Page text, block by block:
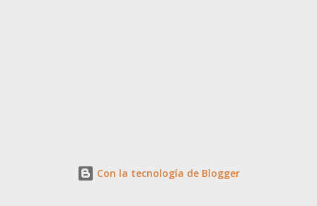
Con la tecnología de Blogger